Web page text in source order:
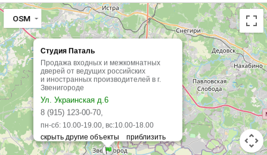
Студия Паталь
Продажа входных и межкомнатных
дверей от ведущих российских
и иностранных производителей в г.
Звенигороде
Ул. Украинская д.6
8 (915) 123-00-70,
пн-сб: 10.00-19.00, вс:10.00-18.00
OSM